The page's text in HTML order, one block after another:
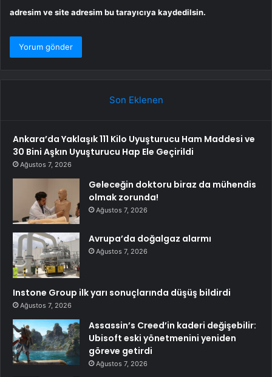
adresim ve site adresim bu tarayıcıya kaydedilsin.
Son Eklenen
Ankara’da Yaklaşık 111 Kilo Uyuşturucu Ham Maddesi ve
30 Bini Aşkın Uyuşturucu Hap Ele Geçirildi
Ağustos 7, 2026
Geleceğin doktoru biraz da mühendis
olmak zorunda!
Ağustos 7, 2026
Avrupa’da doğalgaz alarmı
Ağustos 7, 2026
Instone Group ilk yarı sonuçlarında düşüş bildirdi
Ağustos 7, 2026
Assassin’s Creed’in kaderi değişebilir:
Ubisoft eski yönetmenini yeniden
göreve getirdi
Ağustos 7, 2026